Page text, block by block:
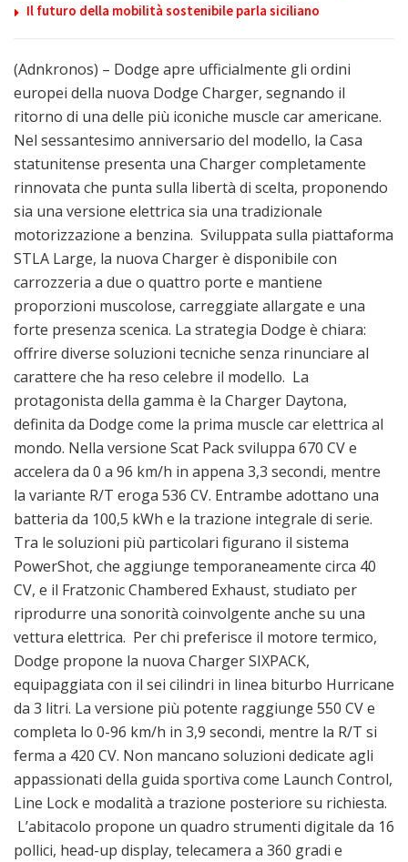
Il futuro della mobilità sostenibile parla siciliano
(Adnkronos) – Dodge apre ufficialmente gli ordini
europei della nuova Dodge Charger, segnando il
ritorno di una delle più iconiche muscle car americane.
Nel sessantesimo anniversario del modello, la Casa
statunitense presenta una Charger completamente
rinnovata che punta sulla libertà di scelta, proponendo
sia una versione elettrica sia una tradizionale
motorizzazione a benzina. Sviluppata sulla piattaforma
STLA Large, la nuova Charger è disponibile con
carrozzeria a due o quattro porte e mantiene
proporzioni muscolose, carreggiate allargate e una
forte presenza scenica. La strategia Dodge è chiara:
offrire diverse soluzioni tecniche senza rinunciare al
carattere che ha reso celebre il modello. La
protagonista della gamma è la Charger Daytona,
definita da Dodge come la prima muscle car elettrica al
mondo. Nella versione Scat Pack sviluppa 670 CV e
accelera da 0 a 96 km/h in appena 3,3 secondi, mentre
la variante R/T eroga 536 CV. Entrambe adottano una
batteria da 100,5 kWh e la trazione integrale di serie.
Tra le soluzioni più particolari figurano il sistema
PowerShot, che aggiunge temporaneamente circa 40
CV, e il Fratzonic Chambered Exhaust, studiato per
riprodurre una sonorità coinvolgente anche su una
vettura elettrica. Per chi preferisce il motore termico,
Dodge propone la nuova Charger SIXPACK,
equipaggiata con il sei cilindri in linea biturbo Hurricane
da 3 litri. La versione più potente raggiunge 550 CV e
completa lo 0-96 km/h in 3,9 secondi, mentre la R/T si
ferma a 420 CV. Non mancano soluzioni dedicate agli
appassionati della guida sportiva come Launch Control,
Line Lock e modalità a trazione posteriore su richiesta.
L’abitacolo propone un quadro strumenti digitale da 16
pollici, head-up display, telecamera a 360 gradi e